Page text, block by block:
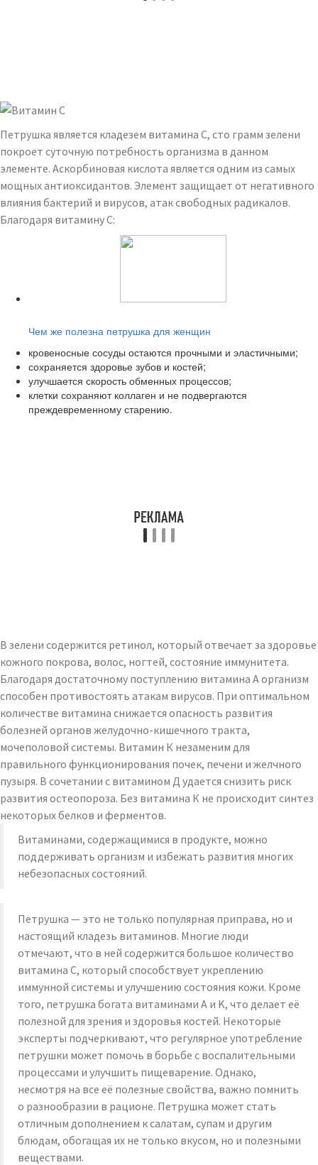
Петрушка является кладезем витамина С, сто грамм зелени
покроет суточную потребность организма в данном
элементе. Аскорбиновая кислота является одним из самых
мощных антиоксидантов. Элемент защищает от негативного
влияния бактерий и вирусов, атак свободных радикалов.
Благодаря витамину С:
Чем же полезна петрушка для женщин
кровеносные сосуды остаются прочными и эластичными;
сохраняется здоровье зубов и костей;
улучшается скорость обменных процессов;
клетки сохраняют коллаген и не подвергаются
преждевременному старению.
В зелени содержится ретинол, который отвечает за здоровье
кожного покрова, волос, ногтей, состояние иммунитета.
Благодаря достаточному поступлению витамина А организм
способен противостоять атакам вирусов. При оптимальном
количестве витамина снижается опасность развития
болезней органов желудочно-кишечного тракта,
мочеполовой системы. Витамин К незаменим для
правильного функционирования почек, печени и желчного
пузыря. В сочетании с витамином Д удается снизить риск
развития остеопороза. Без витамина К не происходит синтез
некоторых белков и ферментов.
Витаминами, содержащимися в продукте, можно
поддерживать организм и избежать развития многих
небезопасных состояний.
Петрушка — это не только популярная приправа, но и
настоящий кладезь витаминов. Многие люди
отмечают, что в ней содержится большое количество
витамина C, который способствует укреплению
иммунной системы и улучшению состояния кожи. Кроме
того, петрушка богата витаминами A и K, что делает её
полезной для зрения и здоровья костей. Некоторые
эксперты подчеркивают, что регулярное употребление
петрушки может помочь в борьбе с воспалительными
процессами и улучшить пищеварение. Однако,
несмотря на все её полезные свойства, важно помнить
о разнообразии в рационе. Петрушка может стать
отличным дополнением к салатам, супам и другим
блюдам, обогащая их не только вкусом, но и полезными
веществами.